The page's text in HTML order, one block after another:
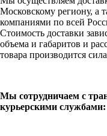
Московскому региону, а
компаниями по всей
Стоимость доставки
объема и габаритов и
товара производится
Мы сотрудничаем с
курьерскими службами: